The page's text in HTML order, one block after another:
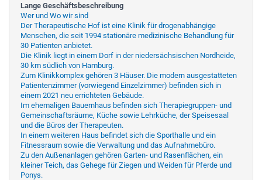
Lange Geschäftsbeschreibung
Wer und Wo wir sind
Der Therapeutische Hof ist eine Klinik für drogenabhängige
Menschen, die seit 1994 stationäre medizinische Behandlung für
30 Patienten anbietet.
Die Klinik liegt in einem Dorf in der niedersächsischen Nordheide,
30 km südlich von Hamburg.
Zum Klinikkomplex gehören 3 Häuser. Die modern ausgestatteten
Patientenzimmer (vorwiegend Einzelzimmer) befinden sich in
einem 2021 neu errichteten Gebäude.
Im ehemaligen Bauernhaus befinden sich Therapiegruppen- und
Gemeinschaftsräume, Küche sowie Lehrküche, der Speisesaal
und die Büros der Therapeuten.
In einem weiteren Haus befindet sich die Sporthalle und ein
Fitnessraum sowie die Verwaltung und das Aufnahmebüro.
Zu den Außenanlagen gehören Garten- und Rasenflächen, ein
kleiner Teich, das Gehege für Ziegen und Weiden für Pferde und
Ponys.